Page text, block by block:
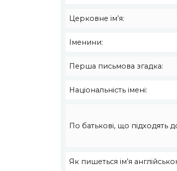
Церковне ім’я:
Іменини:
Перша письмова згадка:
Національність імені:
По батькові, що підходять
Як пишеться ім’я